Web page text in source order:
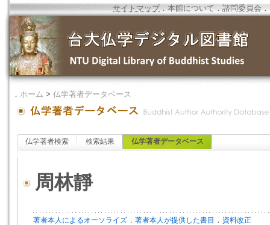
サイトマップ．本館について ．諮問委員会 ．
． ホーム > 仏学著者データベース
仏学著者検索 検索結果 仏学著者データベース
周林靜
著者本人によるオーソライズ ． 著者本人が提供した書目 ． 資料改正